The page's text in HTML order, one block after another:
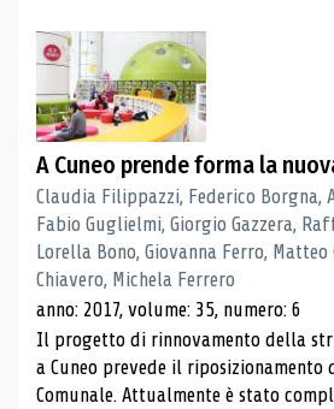
A Cuneo prende forma la
Claudia Filippazzi, Federico Borgna,
Fabio Guglielmi, Giorgio Gazzera,
Lorella Bono, Giovanna Ferro,
Chiavero, Michela Ferrero
anno: 2017, volume: 35, numero: 6
Il progetto di rinnovamento della
a Cuneo prevede il
Comunale. Attualmente è stato